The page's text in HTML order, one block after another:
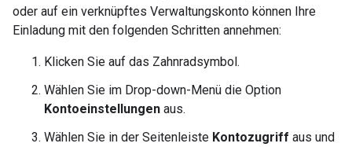
oder auf ein verknüpftes Verwaltungskonto können Ihre
Einladung mit den folgenden Schritten annehmen:
Klicken Sie auf das Zahnradsymbol.
Wählen Sie im Drop-down-Menü die Option
Kontoeinstellungen aus.
Wählen Sie in der Seitenleiste Kontozugriff aus und